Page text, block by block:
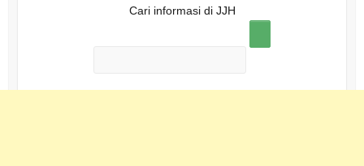
Cari informasi di JJH